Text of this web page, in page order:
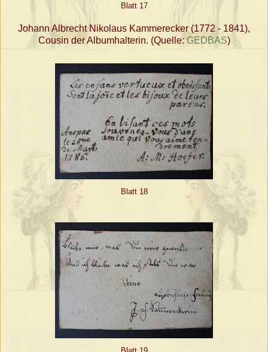
Blatt 17
Johann Albrecht Nikolaus Kammerecker (1772 - 1841),
Cousin der Albumhalterin. (Quelle:GEDBAS)
Blatt 18